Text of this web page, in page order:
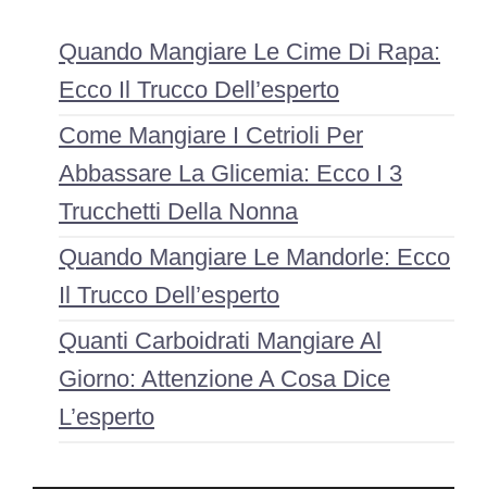
Quando Mangiare Le Cime Di Rapa:
Ecco Il Trucco Dell’esperto
Come Mangiare I Cetrioli Per
Abbassare La Glicemia: Ecco I 3
Trucchetti Della Nonna
Quando Mangiare Le Mandorle: Ecco
Il Trucco Dell’esperto
Quanti Carboidrati Mangiare Al
Giorno: Attenzione A Cosa Dice
L’esperto